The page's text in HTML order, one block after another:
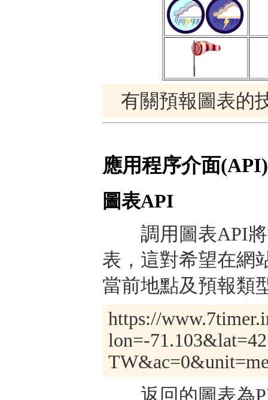
有關預報圖表的
應用程序介面(API)
圖表API
調用圖表API將
表，這對希望在網
當前地點及預報類
https://
lon=-
返回的圖表為